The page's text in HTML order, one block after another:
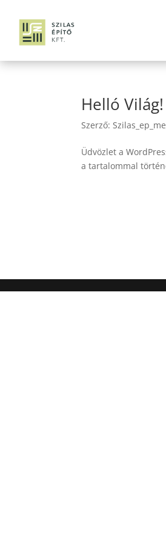
Helló Világ!
Szerző:
Üdvözlet a
a tartalommal